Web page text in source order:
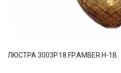
ЛЮСТРА 3003P.18.FP.AMBER.H-1B